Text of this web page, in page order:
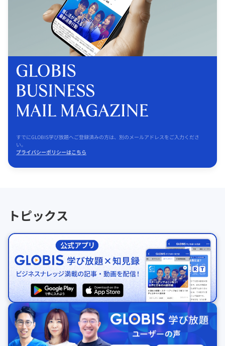
すでにGLOBIS学び放題へご登録済みの方は、別のメールアドレスをご入力くださ
い。
プライバシーポリシーはこちら
トピックス